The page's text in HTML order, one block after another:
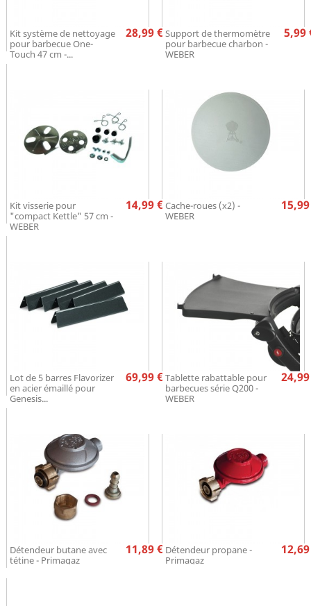
Kit système de nettoyage
pour barbecue One-
Touch 47 cm -...
Prix
28,99 € Support de thermomètre
pour barbecue charbon -
WEBER
5,99
Kit visserie pour
"compact Kettle" 57 cm -
WEBER
Prix
14,99 € Cache-roues (x2) -
WEBER
Lot de 5 barres Flavorizer
en acier émaillé pour
Genesis...
Prix
69,99 € Tablette rabattable pour
barbecues série Q200 -
WEBER
Détendeur butane avec
tétine - Primagaz
Prix
11,89 € Détendeur propane -
Primagaz